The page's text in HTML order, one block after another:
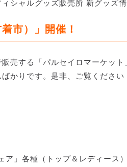
シャルグッズ販売所 新グッズ
市）」開催！
売する「パルセイロマーケット
かりです。是非、ご覧ください
」各種（トップ＆レディース）